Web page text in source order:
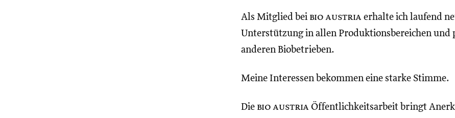
Als Mitglied bei bio austria erhalte ich laufend
Unterstützung in allen Produktionsbereichen
anderen Biobetrieben.
Meine Interessen bekommen eine starke Stimme.
Die bio austria Öffentlichkeitsarbeit bringt